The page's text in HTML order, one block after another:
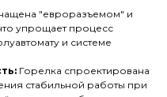
"евроразъемом" и
упрощает процесс
и системе
Горелка спроектирована
стабильной работы при